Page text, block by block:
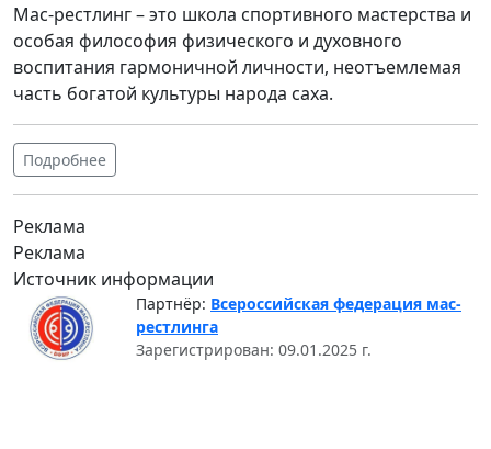
Мас-рестлинг – это школа спортивного мастерства и
особая философия физического и духовного
воспитания гармоничной личности, неотъемлемая
часть богатой культуры народа саха.
Подробнее
Реклама
Реклама
Источник информации
Партнёр: Всероссийская федерация мас-
рестлинга
Зарегистрирован: 09.01.2025 г.